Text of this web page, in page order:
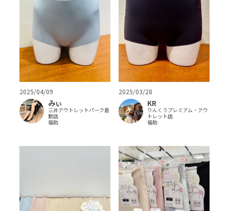
2025/04/09
みぃ
三井アウトレットパーク倉
敷店
福助
2025/03/28
KR
りんくうプレミアム・アウ
トレット店
福助